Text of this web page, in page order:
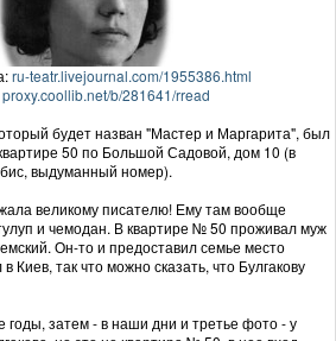
ru-teatr.livejournal.com/1955386.html
proxy.coollib.net/b/281641/rread
будет назван "Мастер и Маргарита", был
50 по Большой Садовой, дом 10 (в
выдуманный номер).
великому писателю! Ему там вообще
и чемодан. В квартире № 50 проживал муж
Он-то и предоставил семье место
Киев, так что можно сказать, что Булгакову
затем - в наши дни и третье фото - у